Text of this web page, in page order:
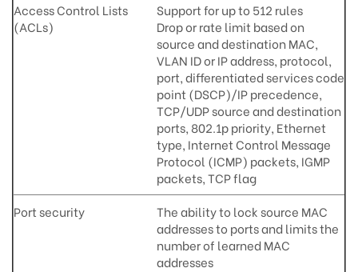
Access Control Lists
(ACLs)
Support for up to 512 rules
Drop or rate limit based on
source and destination MAC,
VLAN ID or IP address, protocol,
port, differentiated services code
point (DSCP)/IP precedence,
TCP/UDP source and destination
ports, 802.1p priority, Ethernet
type, Internet Control Message
Protocol (ICMP) packets, IGMP
packets, TCP flag
Port security
The ability to lock source MAC
addresses to ports and limits the
number of learned MAC
addresses